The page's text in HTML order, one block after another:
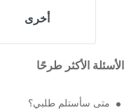
أخرى
الأسئلة الأكثر طرحًا
متى سأستلم طلبي؟